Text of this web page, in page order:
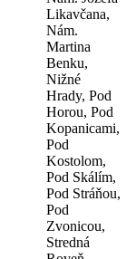
Likavčana,
Nám.
Martina
Benku,
Nižné
Hrady, Pod
Horou, Pod
Kopanicami,
Pod
Kostolom,
Pod Skálím,
Pod Stráňou,
Pod
Zvonicou,
Stredná